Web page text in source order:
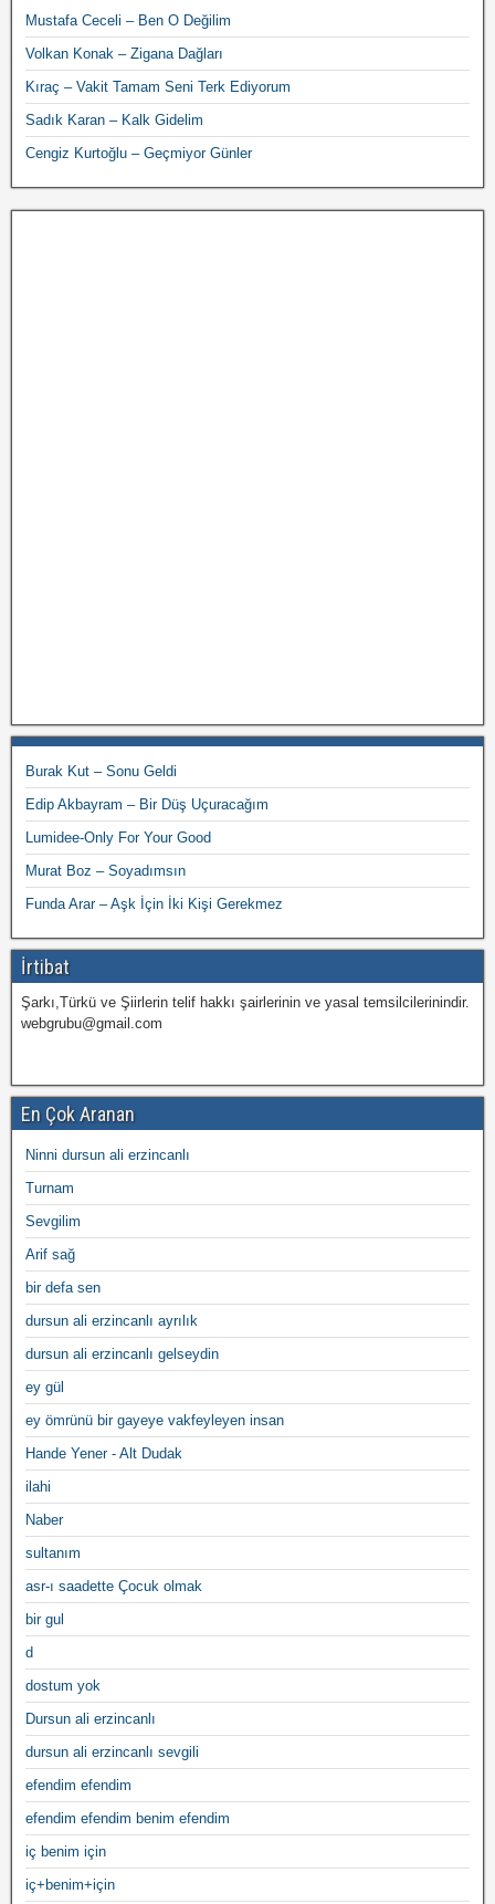
Mustafa Ceceli – Ben O Değilim
Volkan Konak – Zigana Dağları
Kıraç – Vakit Tamam Seni Terk Ediyorum
Sadık Karan – Kalk Gidelim
Cengiz Kurtoğlu – Geçmiyor Günler
Burak Kut – Sonu Geldi
Edip Akbayram – Bir Düş Uçuracağım
Lumidee-Only For Your Good
Murat Boz – Soyadımsın
Funda Arar – Aşk İçin İki Kişi Gerekmez
İrtibat
Şarkı,Türkü ve Şiirlerin telif hakkı şairlerinin ve yasal temsilcilerinindir.
webgrubu@gmail.com
En Çok Aranan
Ninni dursun ali erzincanlı
Turnam
Sevgilim
Arif sağ
bir defa sen
dursun ali erzincanlı ayrılık
dursun ali erzincanlı gelseydin
ey gül
ey ömrünü bir gayeye vakfeyleyen insan
Hande Yener - Alt Dudak
ilahi
Naber
sultanım
asr-ı saadette Çocuk olmak
bir gul
d
dostum yok
Dursun ali erzincanlı
dursun ali erzincanlı sevgili
efendim efendim
efendim efendim benim efendim
iç benim için
iç+benim+için